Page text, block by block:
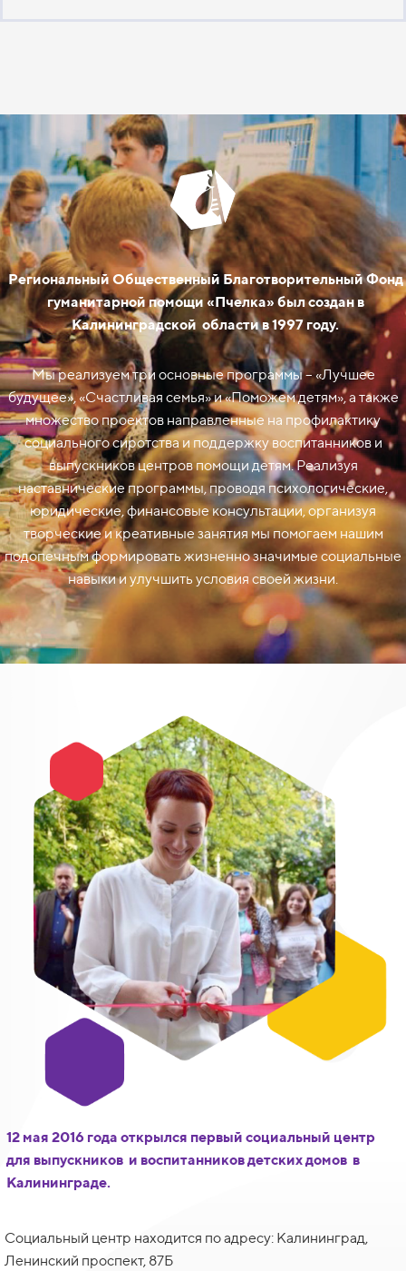
Региональный Общественный Благотворительный Фонд
гуманитарной помощи «Пчелка» был создан в
Калининградской области в 1997 году.
Мы реализуем три основные программы – «Лучшее
будущее», «Счастливая семья» и «Поможем детям», а также
множество проектов направленные на профилактику
социального сиротства и поддержку воспитанников и
выпускников центров помощи детям. Реализуя
наставнические программы, проводя психологические,
юридические, финансовые консультации, организуя
творческие и креативные занятия мы помогаем нашим
подопечным формировать жизненно значимые социальные
навыки и улучшить условия своей жизни.
12 мая 2016 года открылся первый социальный центр
для выпускников и воспитанников детских домов в
Калининграде.
Социальный центр находится по адресу: Калининград,
Ленинский проспект, 87Б